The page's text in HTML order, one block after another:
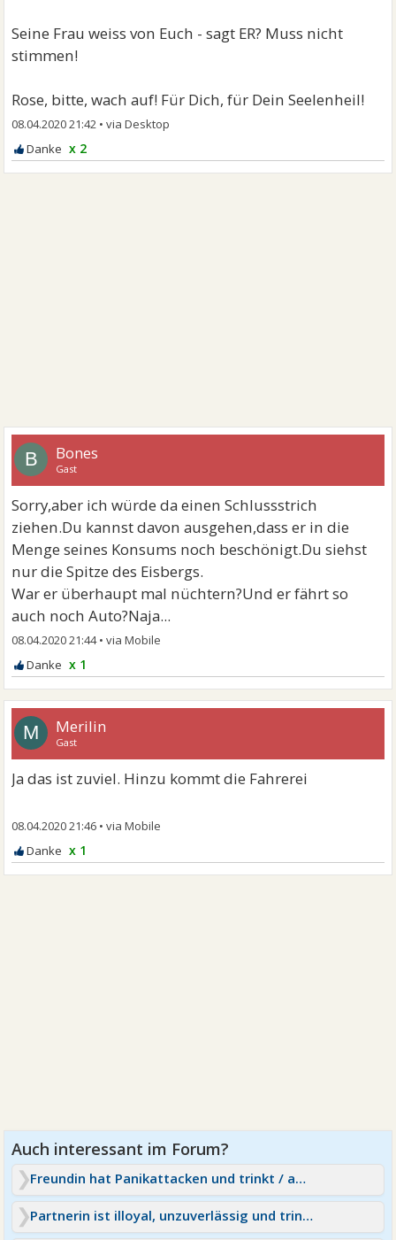
Seine Frau weiss von Euch - sagt ER? Muss nicht
stimmen!
Rose, bitte, wach auf! Für Dich, für Dein Seelenheil!
08.04.2020 21:42 •
x 2
B Bones
Gast
Sorry,aber ich würde da einen Schlussstrich
ziehen.Du kannst davon ausgehen,dass er in die
Menge seines Konsums noch beschönigt.Du siehst
nur die Spitze des Eisbergs.
War er überhaupt mal nüchtern?Und er fährt so
auch noch Auto?Naja...
08.04.2020 21:44•
x 1
M Merilin
Gast
Ja das ist zuviel. Hinzu kommt die Fahrerei
08.04.2020 21:46 •
x 1
Freundin hat Panikattacken und trinkt / an Beziehung festhalten?
Partnerin ist illoyal, unzuverlässig und trinkt